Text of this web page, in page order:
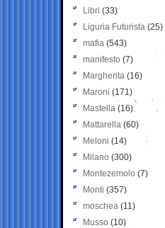
Libri (33)
Liguria Futurista (25)
mafia (543)
manifesto (7)
Margherita (16)
Maroni (171)
Mastella (16)
Mattarella (60)
Meloni (14)
Milano (300)
Montezemolo (7)
Monti (357)
moschea (11)
Musso (10)